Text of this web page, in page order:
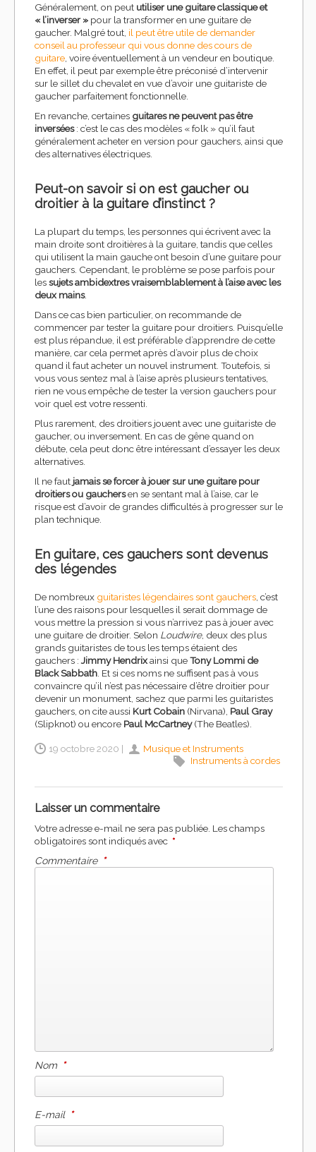
Généralement, on peut utiliser une guitare classique et
« l’inverser » pour la transformer en une guitare de
gaucher. Malgré tout, il peut être utile de demander
conseil au professeur qui vous donne des cours de
guitare , voire éventuellement à un vendeur en boutique.
En effet, il peut par exemple être préconisé d’intervenir
sur le sillet du chevalet en vue d’avoir une guitariste de
gaucher parfaitement fonctionnelle.
En revanche, certaines guitares ne peuvent pas être
inversées: c’est le cas des modèles « folk » qu’il faut
généralement acheter en version pour gauchers, ainsi que
des alternatives électriques.
Peut-on savoir si on est gaucher ou
droitier à la guitare d’instinct ?
La plupart du temps, les personnes qui écrivent avec la
main droite sont droitières à la guitare, tandis que celles
qui utilisent la main gauche ont besoin d’une guitare pour
gauchers. Cependant, le problème se pose parfois pour
lessujets ambidextres vraisemblablement à l’aise avec les
deux mains.
Dans ce cas bien particulier, on recommande de
commencer par tester la guitare pour droitiers. Puisqu’elle
est plus répandue, il est préférable d’apprendre de cette
manière, car cela permet après d’avoir plus de choix
quand il faut acheter un nouvel instrument. Toutefois, si
vous vous sentez mal à l’aise après plusieurs tentatives,
rien ne vous empêche de tester la version gauchers pour
voir quel est votre ressenti.
Plus rarement, des droitiers jouent avec une guitariste de
gaucher, ou inversement. En cas de gêne quand on
débute, cela peut donc être intéressant d’essayer les deux
alternatives.
Il ne faut jamais se forcer à jouer sur une guitare pour
droitiers ou gauchersen se sentant mal à l’aise, car le
risque est d’avoir de grandes difficultés à progresser sur le
plan technique.
En guitare, ces gauchers sont devenus
des légendes
De nombreux guitaristes légendaires sont gauchers , c’est
l’une des raisons pour lesquelles il serait dommage de
vous mettre la pression si vous n’arrivez pas à jouer avec
une guitare de droitier. Selon Loudwire, deux des plus
grands guitaristes de tous les temps étaient des
gauchers : Jimmy Hendrixainsi queTony Lommi de
Black Sabbath . Et si ces noms ne suffisent pas à vous
convaincre qu’il n’est pas nécessaire d’être droitier pour
devenir un monument, sachez que parmi les guitaristes
gauchers, on cite aussi Kurt Cobain (Nirvana), Paul Gray
(Slipknot) ou encore Paul McCartney(The Beatles).
19 octobre 2020 |
Musique et Instruments
Instruments à cordes
Laisser un commentaire
Votre adresse e-mail ne sera pas publiée. Les champs
obligatoires sont indiqués avec *
Commentaire *
Nom *
E-mail *